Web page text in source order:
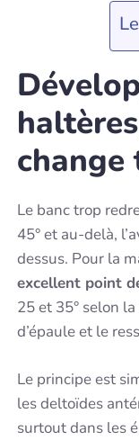
Le banc trop
45° et au-delà,
dessus. Pour la
excellent point
25 et 35° selon
d’épaule et le
Le principe est
les deltoïdes
surtout dans les